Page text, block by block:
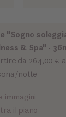
"Sogno
& Spa" -
da 264,00 € a
notte
immagini
il piano